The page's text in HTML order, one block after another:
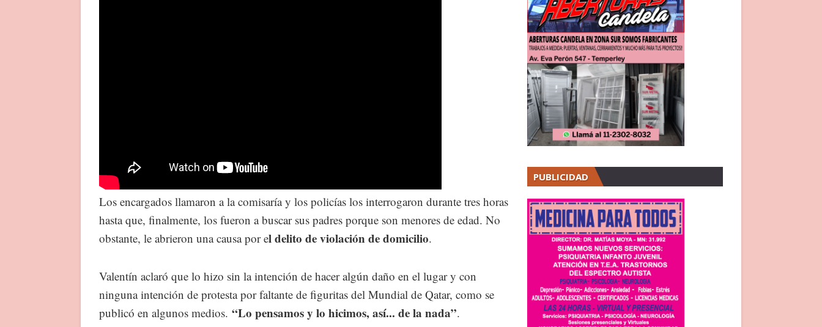
Los encargados llamaron a la comisaría y los policías los interrogaron durante tres horas
hasta que, finalmente, los fueron a buscar sus padres porque son menores de edad. No
obstante, le abrieron una causa por el delito de violación de domicilio.
Valentín aclaró que lo hizo sin la intención de hacer algún daño en el lugar y con
ninguna intención de protesta por faltante de figuritas del Mundial de Qatar, como se
publicó en algunos medios. “Lo pensamos y lo hicimos, así... de la nada”.
PUBLICIDAD